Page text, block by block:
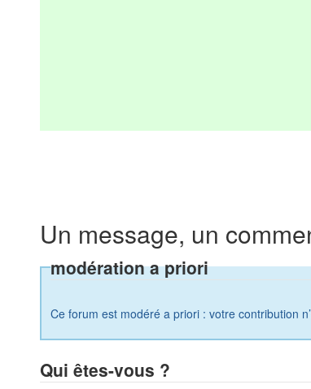
Un message, un
modération a priori
Ce forum est modéré a priori : votre contribution
Qui êtes-vous ?